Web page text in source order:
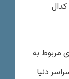
کدال
مربوط به
دنیا